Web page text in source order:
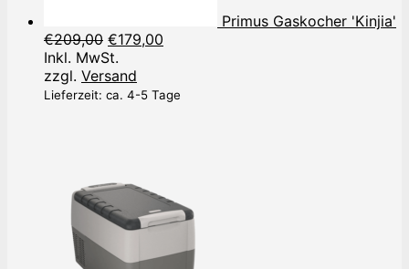
Primus Gaskocher 'Kinjia'
€209,00 Ursprünglicher
Preis
war:
€209,00
€179,00
€179,00.
Inkl. MwSt.
zzgl. Versand
Lieferzeit: ca. 4-5 Tage